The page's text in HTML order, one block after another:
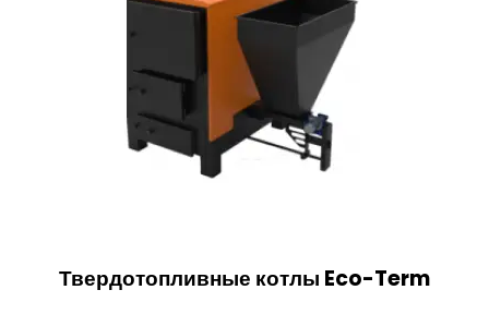
Твердотопливные котлы Eco-Term